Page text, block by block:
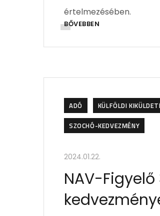
értelmezésében.
BŐVEBBEN
ADÓ KÜLFÖLDI
SZOCHÓ-KEDVEZMÉNY
2024.01.22.
NAV-